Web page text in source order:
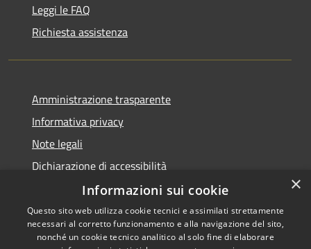
Leggi le FAQ
Richiesta assistenza
Amministrazione trasparente
Informativa privacy
Note legali
Dichiarazione di accessibilità
Copyright © 2026 • Comune di
×
Informazioni sui cookie
Questo sito web utilizza cookie tecnici e assimilati strettamente
necessari al corretto funzionamento e alla navigazione del sito,
nonché un cookie tecnico analitico al solo fine di elaborare